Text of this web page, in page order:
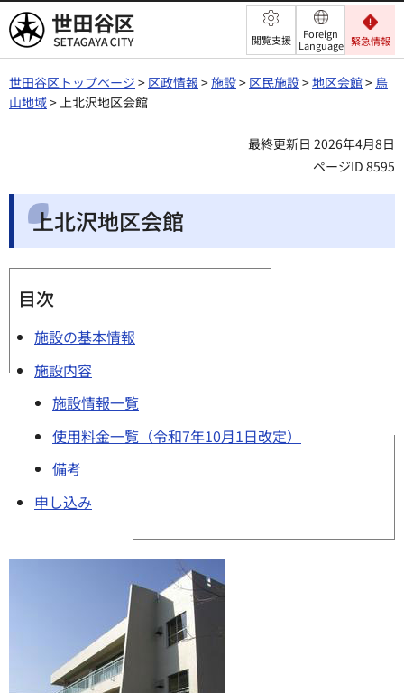
世田谷区 閲覧支援
Foreign
Language 緊急情報
世田谷区トップページ > 区政情報 >施設> 区民施設>地区会館> 烏
山地域> 上北沢地区会館
最終更新日 2026年4月8日
ページID 8595
上北沢地区会館
目次
施設の基本情報
施設内容
施設情報一覧
使用料金一覧（令和7年10月1日改定）
備考
申し込み